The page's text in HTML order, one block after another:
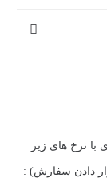
نرخ های زیر
دادن سفارش) :